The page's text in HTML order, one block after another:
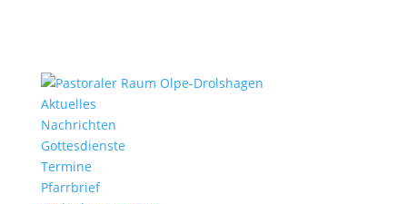
Aktu­elles
Nach­richten
Gottes­dienste
Termine
Pfarr­brief